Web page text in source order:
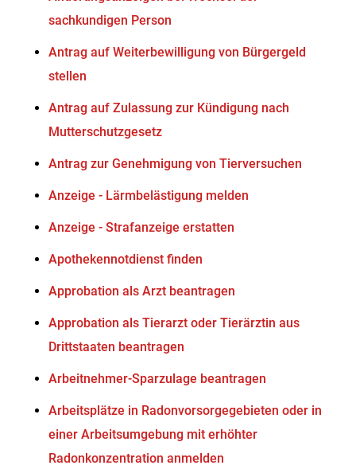
sachkundigen Person
Antrag auf Weiterbewilligung von Bürgergeld
stellen
Antrag auf Zulassung zur Kündigung nach
Mutterschutzgesetz
Antrag zur Genehmigung von Tierversuchen
Anzeige - Lärmbelästigung melden
Anzeige - Strafanzeige erstatten
Apothekennotdienst finden
Approbation als Arzt beantragen
Approbation als Tierarzt oder Tierärztin aus
Drittstaaten beantragen
Arbeitnehmer-Sparzulage beantragen
Arbeitsplätze in Radonvorsorgegebieten oder in
einer Arbeitsumgebung mit erhöhter
Radonkonzentration anmelden